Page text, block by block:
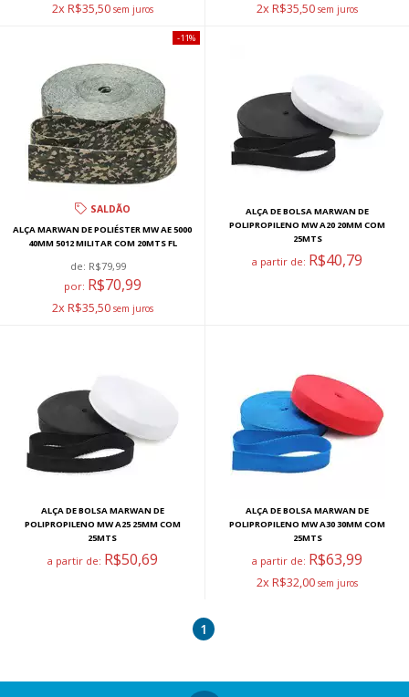
2x R$35,50 2x R$35,50
SALDÃO
ALÇA MARWAN DE POLIÉSTER MW AE 5000
40MM 5012 MILITAR COM 20MTS FL
de: R$79,99
por: R$70,99
2x R$35,50
11%
ALÇA DE BOLSA MARWAN DE
POLIPROPILENO MW A20 20MM COM
25MTS
a partir de: R$40,79
ALÇA DE BOLSA MARWAN DE
POLIPROPILENO MW A25 25MM COM
25MTS
a partir de: R$50,69
ALÇA DE BOLSA MARWAN DE
POLIPROPILENO MW A30 30MM COM
25MTS
a partir de: R$63,99
2x R$32,00
1